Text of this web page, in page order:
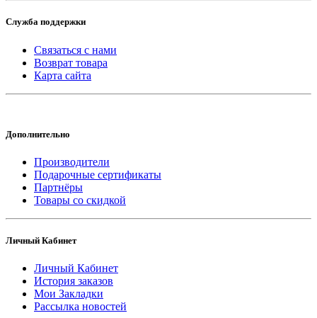
Служба поддержки
Связаться с нами
Возврат товара
Карта сайта
Дополнительно
Производители
Подарочные сертификаты
Партнёры
Товары со скидкой
Личный Кабинет
Личный Кабинет
История заказов
Мои Закладки
Рассылка новостей